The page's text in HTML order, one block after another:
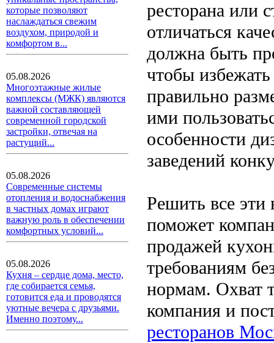
которые позволяют
наслаждаться свежим
воздухом, природой и
комфортом в...
05.08.2026
Многоэтажные жилые
комплексы (МЖК) являются
важной составляющей
современной городской
застройки, отвечая на
растущий...
05.08.2026
Современные системы
отопления и водоснабжения
в частных домах играют
важную роль в обеспечении
комфортных условий...
05.08.2026
Кухня – сердце дома, место,
где собирается семья,
готовится еда и проводятся
уютные вечера с друзьями.
Именно поэтому...
ресторана или
отличаться
должна быть
чтобы
правильно
ими
особенности
заведений
Решить все
поможет
продажей
требованиям
нормам. Охват
компания и
ресторанов